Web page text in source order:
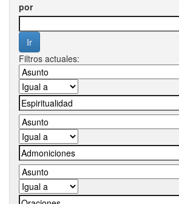
por
Filtros actuales: